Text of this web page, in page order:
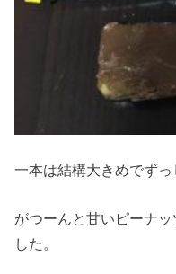
一本は結構大きめでずっ
がつーんと甘いピーナ
した。